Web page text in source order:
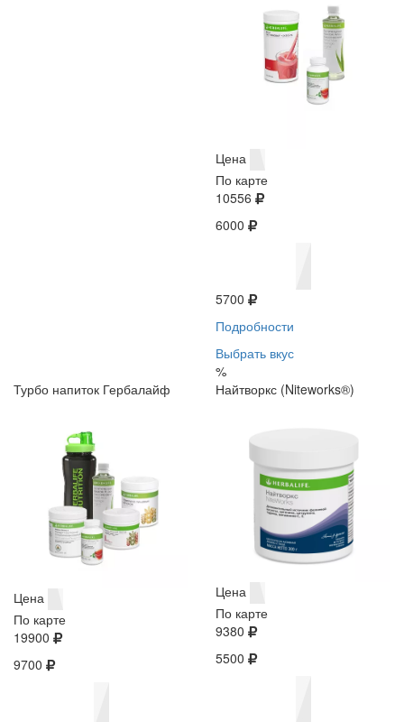
Цена
По карте
10556
6000
5700
Подробности
Выбрать вкус
%
Турбо напиток Гербалайф
Цена
По карте
19900
9700
Найтворкс (Niteworks®)
Цена
По карте
9380
5500